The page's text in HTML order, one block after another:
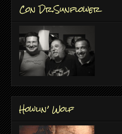
Con Dr.Sunflower
Howlin’ Wolf